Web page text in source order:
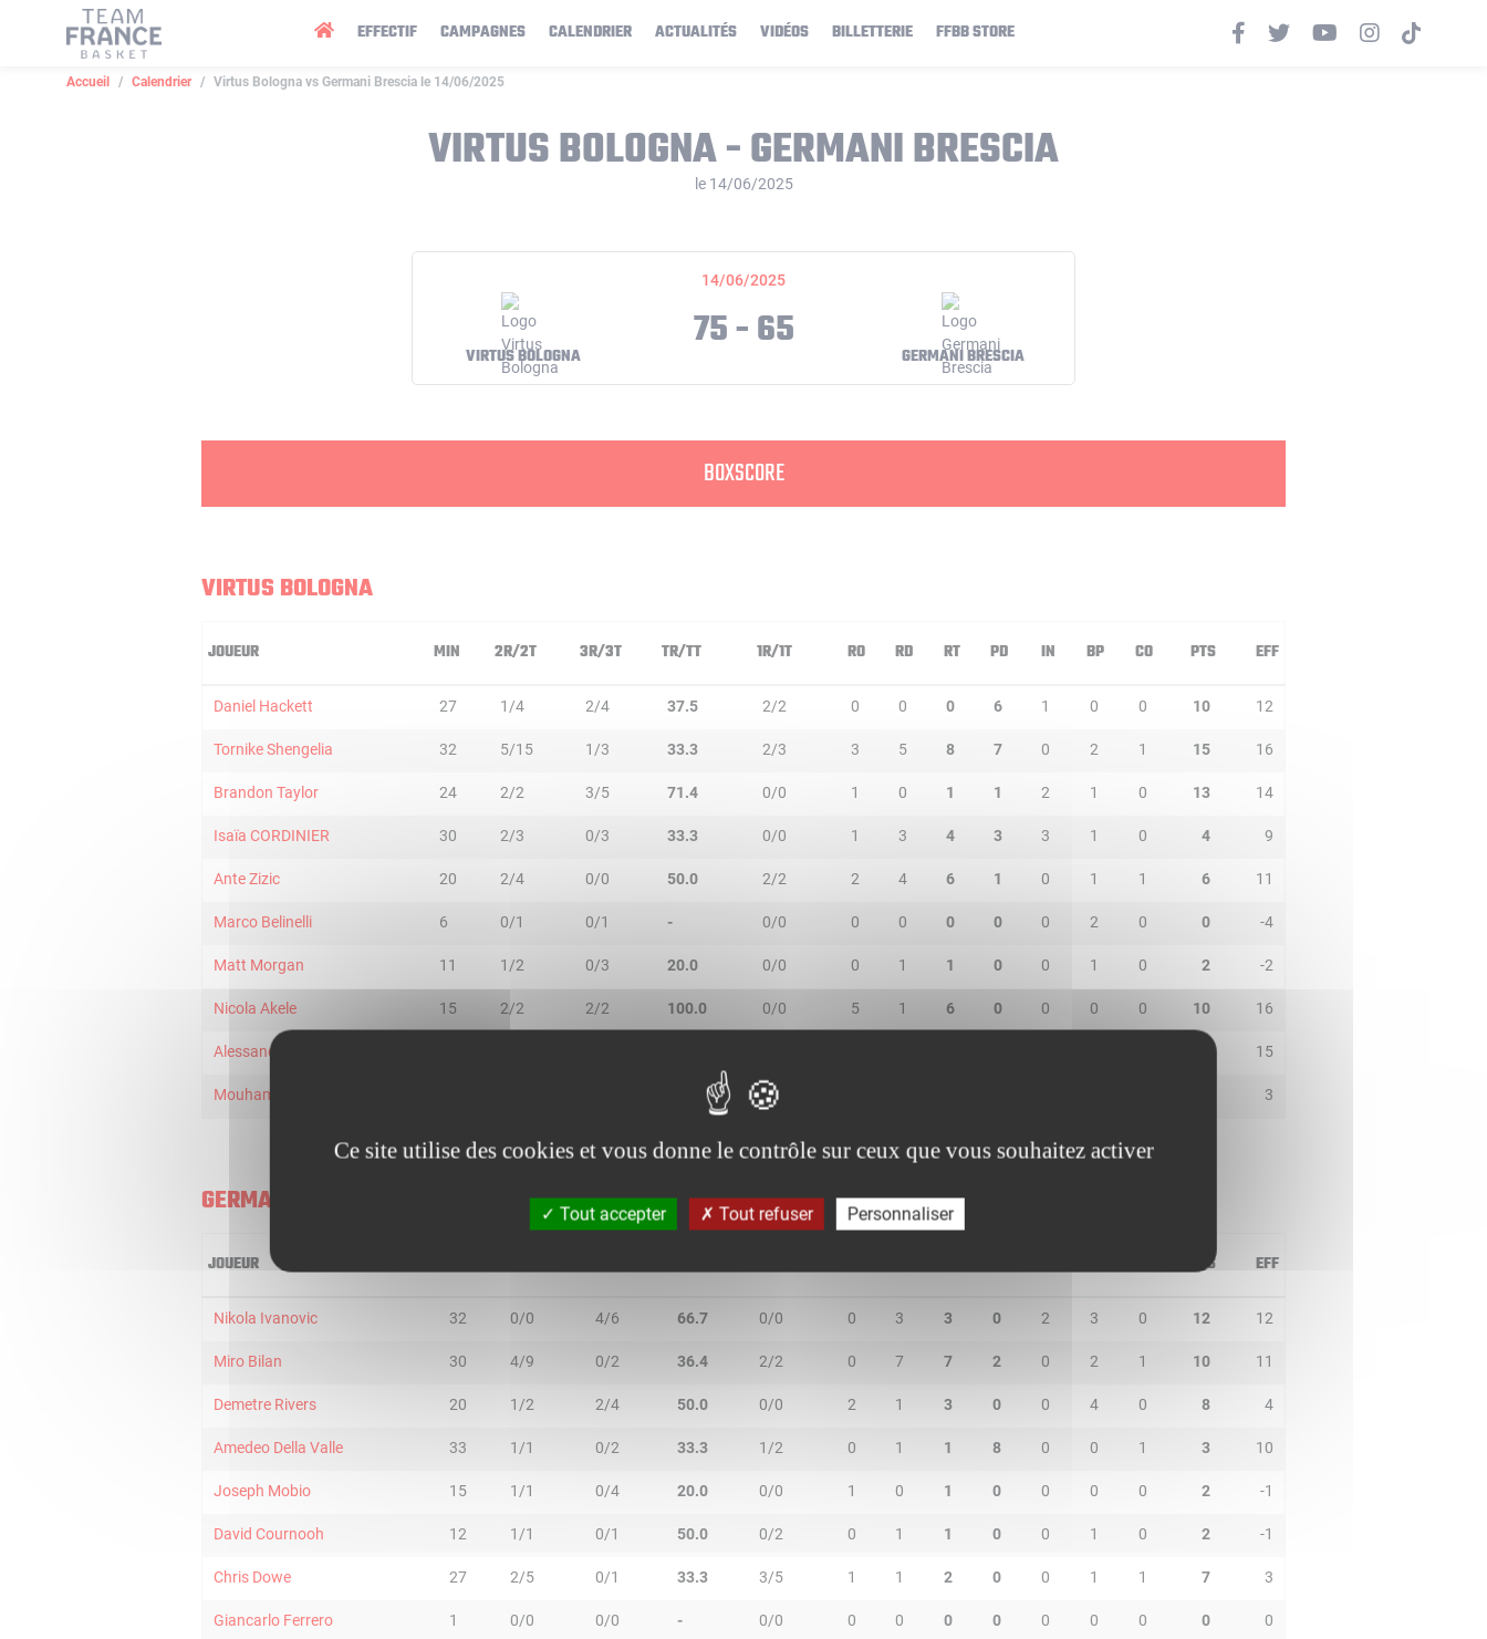
EFFECTIF CAMPAGNES CALENDRIER ACTUALITÉS VIDÉOS BILLETTERIE FFBB STORE
Accueil Calendrier Virtus Bologna vs Germani Brescia le 14/06/2025
VIRTUS BOLOGNA - GERMANI BRESCIA
le 14/06/2025
14/06/2025
VIRTUS BOLOGNA 75 - 65 GERMANI BRESCIA
BOXSCORE
VIRTUS BOLOGNA
JOUEUR MIN 2R/2T 3R/3T TR/TT 1R/1T RO RD RT PD IN BP CO PTS EFF
Daniel Hackett 27 1/4 2/4 37.5 2/2 0 0 0 6 1 0 0 10 12
Tornike Shengelia 32 5/15 1/3 33.3 2/3 3 5 8 7 0 2 1 15 16
Brandon Taylor 24 2/2 3/5 71.4 0/0 1 0 1 1 2 1 0 13 14
Isaïa CORDINIER 30 2/3 0/3 33.3 0/0 1 3 4 3 3 1 0 4 9
Ante Zizic 20 2/4 0/0 50.0 2/2 2 4 6 1 0 1 1 6 11
Marco Belinelli 6 0/1 0/1 - 0/0 0 0 0 0 0 2 0 0 -4
Matt Morgan 11 1/2 0/3 20.0 0/0 0 1 1 0 0 1 0 2 -2
Nicola Akele 15 2/2 2/2 100.0 0/0 5 1 6 0 0 0 0 10 16
Alessandro Pajola 15
Mouhamet Diouf 4/6 3
GERMANI BRESCIA
JOUEUR PTS EFF
Nikola Ivanovic 32 0/0 4/6 66.7 0/0 0 3 3 0 2 3 0 12 12
Miro Bilan 30 4/9 0/2 36.4 2/2 0 7 7 2 0 2 1 10 11
Demetre Rivers 20 1/2 2/4 50.0 0/0 2 1 3 0 0 4 0 8 4
Amedeo Della Valle 33 1/1 0/2 33.3 1/2 0 1 1 8 0 0 1 3 10
Joseph Mobio 15 1/1 0/4 20.0 0/0 1 0 1 0 0 0 0 2 -1
David Cournooh 12 1/1 0/1 50.0 0/2 0 1 1 0 0 1 0 2 -1
Chris Dowe 27 2/5 0/1 33.3 3/5 1 1 2 0 0 1 1 7 3
Giancarlo Ferrero 1 0/0 0/0 - 0/0 0 0 0 0 0 0 0 0 0
Panneau de gestion des cookies
Ce site utilise des cookies et vous donne le contrôle sur ceux que vous souhaitez activer
Tout accepter Tout refuser Personnaliser